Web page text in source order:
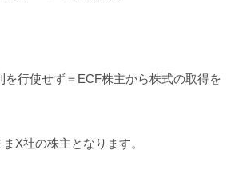
を行使せず＝ECF株主から株式の取得を
X社の株主となります。